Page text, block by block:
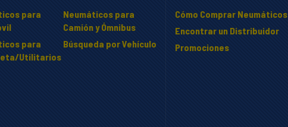
para
para
Utilitarios
Neumáticos para
Camión y Ómnibus
Búsqueda por Vehículo
Cómo Comprar Neumáticos
Encontrar un Distribuidor
Promociones